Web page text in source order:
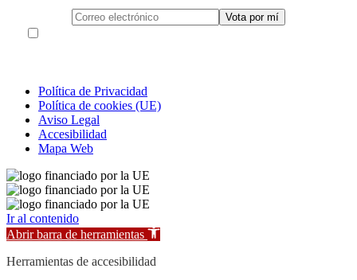
Política de Privacidad
Política de cookies (UE)
Aviso Legal
Accesibilidad
Mapa Web
Ir al contenido
Abrir barra de herramientas
Herramientas de accesibilidad